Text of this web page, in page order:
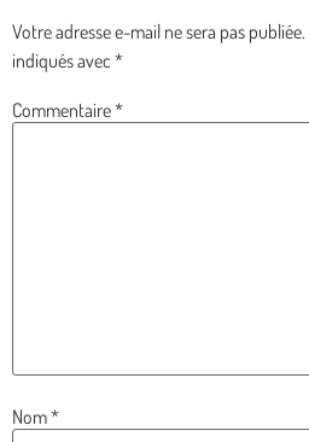
Votre adresse e-mail ne sera pas publiée.
indiqués avec *
Commentaire*
Nom*